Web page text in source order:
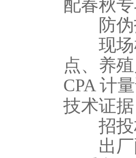
配春秋
防伪打
现场检
点、养
CPA 计
技术证
招投标
出厂配